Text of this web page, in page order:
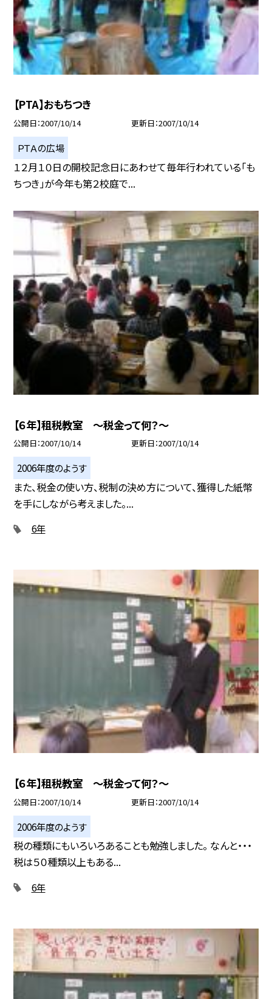
【PTA】おもちつき
公開日 2007/10/14 更新日 2007/10/14
ＰＴＡの広場
１２月１０日の開校記念日にあわせて毎年行われている「も
ちつき」が今年も第２校庭で...
【６年】租税教室 〜税金って何？〜
公開日 2007/10/14 更新日 2007/10/14
2006年度のようす
また、税金の使い方、税制の決め方について、獲得した紙幣
を手にしながら考えました。...
6年
【６年】租税教室 〜税金って何？〜
公開日 2007/10/14 更新日 2007/10/14
2006年度のようす
税の種類にもいろいろあることも勉強しました。 なんと・・・
税は５０種類以上もある...
6年